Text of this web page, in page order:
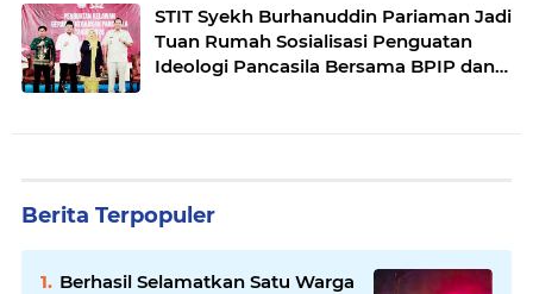
STIT Syekh Burhanuddin Pariaman Jadi
Tuan Rumah Sosialisasi Penguatan
Ideologi Pancasila Bersama BPIP dan
Berita Terpopuler
Berhasil Selamatkan Satu Warga